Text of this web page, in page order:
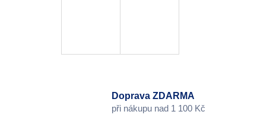
Doprava ZDARMA
při nákupu nad 1 100 Kč